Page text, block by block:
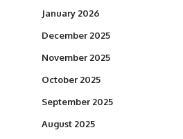
January 2026
December 2025
November 2025
October 2025
September 2025
August 2025